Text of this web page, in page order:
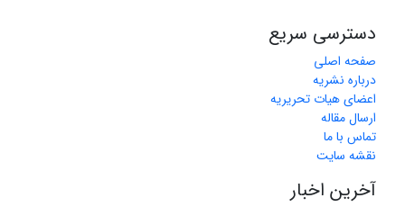
دسترسی سریع
صفحه اصلی
درباره نشریه
اعضای هیات تحریریه
ارسال مقاله
تماس با ما
نقشه سایت
آخرین اخبار